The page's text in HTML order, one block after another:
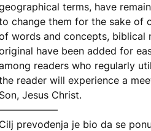
terms, have
change them for the sake of
words and concepts, biblical
have been added for
readers who regularly
reader will experience a
Son, Jesus Christ.
Cilj prevođenja je bio da se